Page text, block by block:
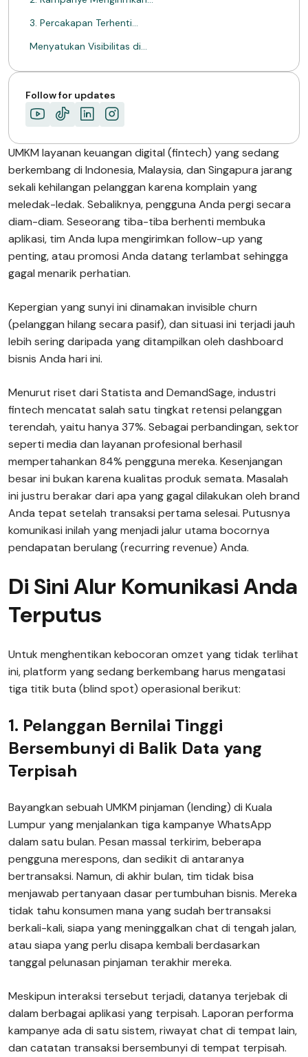
3. Percakapan Terhenti…
Menyatukan Visibilitas di…
Retensi Jangka Panjang…
TENTANG MIMIN
Follow for updates
UMKM layanan keuangan digital (fintech) yang sedang
berkembang di Indonesia, Malaysia, dan Singapura jarang
sekali kehilangan pelanggan karena komplain yang
meledak-ledak. Sebaliknya, pengguna Anda pergi secara
diam-diam. Seseorang tiba-tiba berhenti membuka
aplikasi, tim Anda lupa mengirimkan follow-up yang
penting, atau promosi Anda datang terlambat sehingga
gagal menarik perhatian.
Kepergian yang sunyi ini dinamakan invisible churn
(pelanggan hilang secara pasif), dan situasi ini terjadi jauh
lebih sering daripada yang ditampilkan oleh dashboard
bisnis Anda hari ini.
Menurut riset dari Statista and DemandSage, industri
fintech mencatat salah satu tingkat retensi pelanggan
terendah, yaitu hanya 37%. Sebagai perbandingan, sektor
seperti media dan layanan profesional berhasil
mempertahankan 84% pengguna mereka. Kesenjangan
besar ini bukan karena kualitas produk semata. Masalah
ini justru berakar dari apa yang gagal dilakukan oleh brand
Anda tepat setelah transaksi pertama selesai. Putusnya
komunikasi inilah yang menjadi jalur utama bocornya
pendapatan berulang (recurring revenue) Anda.
Di Sini Alur Komunikasi Anda
Terputus
Untuk menghentikan kebocoran omzet yang tidak terlihat
ini, platform yang sedang berkembang harus mengatasi
tiga titik buta (blind spot) operasional berikut:
1. Pelanggan Bernilai Tinggi
Bersembunyi di Balik Data yang
Terpisah
Bayangkan sebuah UMKM pinjaman (lending) di Kuala
Lumpur yang menjalankan tiga kampanye WhatsApp
dalam satu bulan. Pesan massal terkirim, beberapa
pengguna merespons, dan sedikit di antaranya
bertransaksi. Namun, di akhir bulan, tim tidak bisa
menjawab pertanyaan dasar pertumbuhan bisnis. Mereka
tidak tahu konsumen mana yang sudah bertransaksi
berkali-kali, siapa yang meninggalkan chat di tengah jalan,
atau siapa yang perlu disapa kembali berdasarkan
tanggal pelunasan pinjaman terakhir mereka.
Meskipun interaksi tersebut terjadi, datanya terjebak di
dalam berbagai aplikasi yang terpisah. Laporan performa
kampanye ada di satu sistem, riwayat chat di tempat lain,
dan catatan transaksi bersembunyi di tempat terpisah.